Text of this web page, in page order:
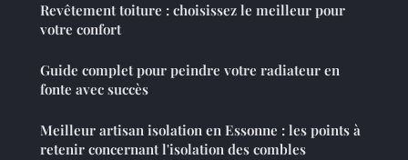
Revêtement toiture : choisissez le meilleur pour
votre confort
Guide complet pour peindre votre radiateur en
fonte avec succès
Meilleur artisan isolation en Essonne : les points à
retenir concernant l'isolation des combles